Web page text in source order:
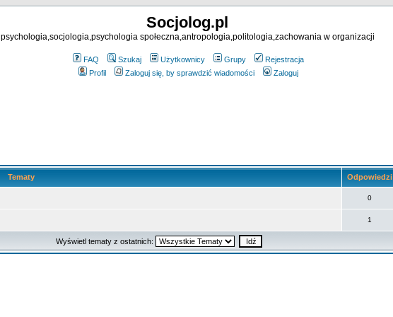
Socjolog.pl
psychologia,socjologia,psychologia społeczna,antropologia,politologia,zachowania w organizacji
FAQ Szukaj Użytkownicy Grupy
Rejestracja
Profil
Zaloguj się, by sprawdzić wiadomości Zaloguj
Tematy Odpowiedzi
0
1
Wyświetl tematy z ostatnich: